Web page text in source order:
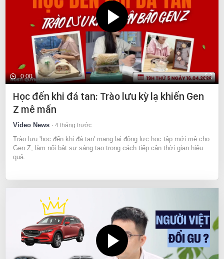
0:00
Học đến khi đá tan: Trào lưu kỳ lạ khiến Gen
Z mê mẩn
Video News 4 tháng trước
Trào lưu 'học đến khi đá tan' mang lại động lực học tập mới mẻ cho
Gen Z, làm nổi bật sự sáng tạo trong cách tiếp cận thời gian hiệu
quả.